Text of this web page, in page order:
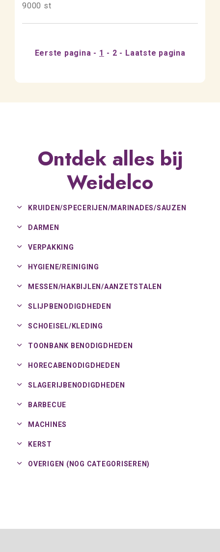
9000 st
Eerste pagina 1 2 Laatste pagina
Ontdek alles bij
Weidelco
KRUIDEN/SPECERIJEN/MARINADES/SAUZEN
DARMEN
VERPAKKING
HYGIENE/ REINIGING
MESSEN/HAKBIJLEN/AANZETSTALEN
SLIJPBENODIGDHEDEN
SCHOEISEL/ KLEDING
TOONBANK BENODIGDHEDEN
HORECABENODIGDHEDEN
SLAGERIJBENODIGDHEDEN
BARBECUE
MACHINES
KERST
OVERIGEN (NOG CATEGORISEREN)